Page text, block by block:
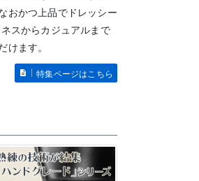
おかつ上品でドレッシー
スからカジュアルまで
けます。
特集ページはこちら